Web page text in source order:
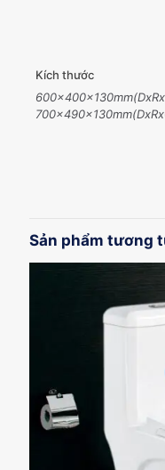
Kích thước
Sản phẩm tương